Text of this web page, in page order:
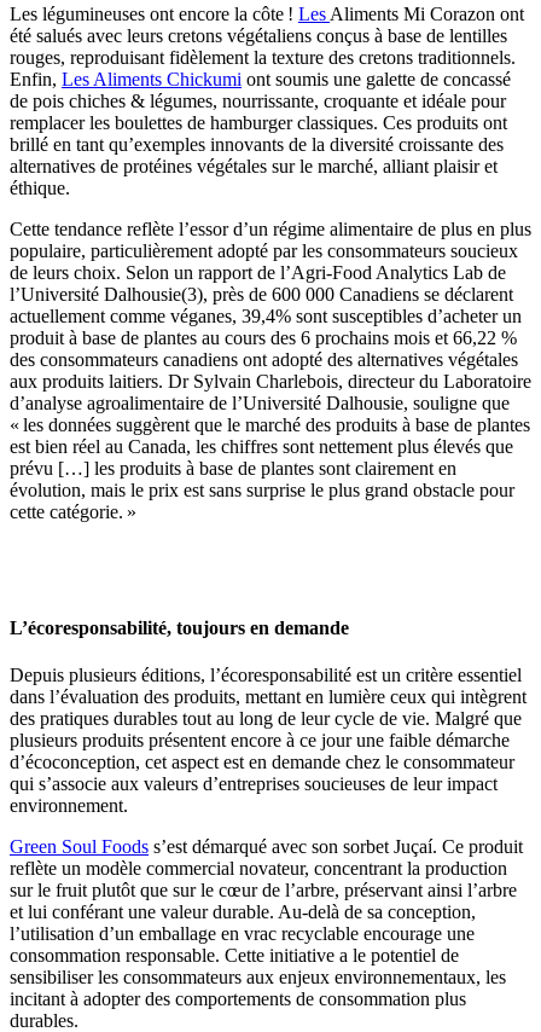
Les légumineuses ont encore la côte ! LesAliments Mi Corazon ont
été salués avec leurs cretons végétaliens conçus à base de lentilles
rouges, reproduisant fidèlement la texture des cretons traditionnels.
Enfin, Les Aliments Chickumi ont soumis une galette de concassé
de pois chiches & légumes, nourrissante, croquante et idéale pour
remplacer les boulettes de hamburger classiques. Ces produits ont
brillé en tant qu’exemples innovants de la diversité croissante des
alternatives de protéines végétales sur le marché, alliant plaisir et
éthique.
Cette tendance reflète l’essor d’un régime alimentaire de plus en plus
populaire, particulièrement adopté par les consommateurs soucieux
de leurs choix. Selon un rapport de l’Agri-Food Analytics Lab de
l’Université Dalhousie(3), près de 600 000 Canadiens se déclarent
actuellement comme véganes, 39,4% sont susceptibles d’acheter un
produit à base de plantes au cours des 6 prochains mois et 66,22 %
des consommateurs canadiens ont adopté des alternatives végétales
aux produits laitiers. Dr Sylvain Charlebois, directeur du Laboratoire
d’analyse agroalimentaire de l’Université Dalhousie, souligne que
« les données suggèrent que le marché des produits à base de plantes
est bien réel au Canada, les chiffres sont nettement plus élevés que
prévu […] les produits à base de plantes sont clairement en
évolution, mais le prix est sans surprise le plus grand obstacle pour
cette catégorie. »
L’écoresponsabilité, toujours en demande
Depuis plusieurs éditions, l’écoresponsabilité est un critère essentiel
dans l’évaluation des produits, mettant en lumière ceux qui intègrent
des pratiques durables tout au long de leur cycle de vie. Malgré que
plusieurs produits présentent encore à ce jour une faible démarche
d’écoconception, cet aspect est en demande chez le consommateur
qui s’associe aux valeurs d’entreprises soucieuses de leur impact
environnement.
Green Soul Foods s’est démarqué avec son sorbet Juçaí. Ce produit
reflète un modèle commercial novateur, concentrant la production
sur le fruit plutôt que sur le cœur de l’arbre, préservant ainsi l’arbre
et lui conférant une valeur durable. Au-delà de sa conception,
l’utilisation d’un emballage en vrac recyclable encourage une
consommation responsable. Cette initiative a le potentiel de
sensibiliser les consommateurs aux enjeux environnementaux, les
incitant à adopter des comportements de consommation plus
durables.